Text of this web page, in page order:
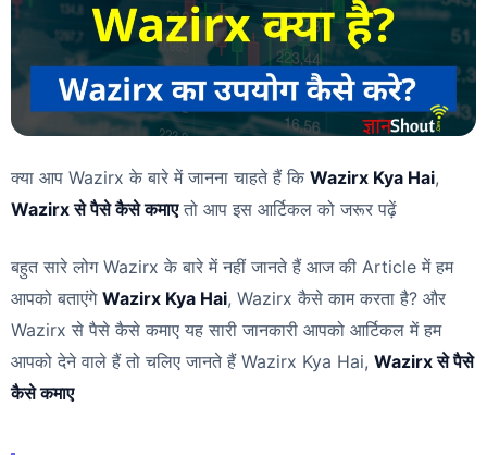
क्या आप Wazirx के बारे में जानना चाहते हैं कि Wazirx Kya Hai,
Wazirx से पैसे कैसे कमाएतो आप इस आर्टिकल को जरूर पढ़ें
बहुत सारे लोग Wazirx के बारे में नहीं जानते हैं आज की Article में हम
आपको बताएंगे Wazirx Kya Hai, Wazirx कैसे काम करता है? और
Wazirx से पैसे कैसे कमाए यह सारी जानकारी आपको आर्टिकल में हम
आपको देने वाले हैं तो चलिए जानते हैं Wazirx Kya Hai, Wazirx से पैसे
कैसे कमाए